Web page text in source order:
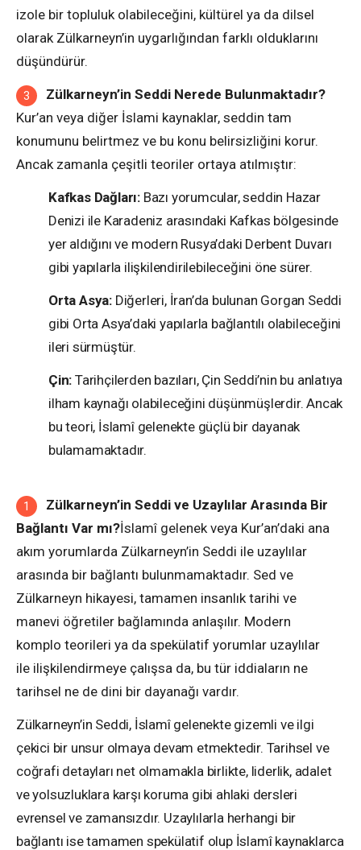
izole bir topluluk olabileceğini, kültürel ya da dilsel
olarak Zülkarneyn’in uygarlığından farklı olduklarını
düşündürür.
Zülkarneyn’in Seddi Nerede Bulunmaktadır?
Kur’an veya diğer İslami kaynaklar, seddin tam
konumunu belirtmez ve bu konu belirsizliğini korur.
Ancak zamanla çeşitli teoriler ortaya atılmıştır:
Kafkas Dağları: Bazı yorumcular, seddin Hazar
Denizi ile Karadeniz arasındaki Kafkas bölgesinde
yer aldığını ve modern Rusya’daki Derbent Duvarı
gibi yapılarla ilişkilendirilebileceğini öne sürer.
Orta Asya: Diğerleri, İran’da bulunan Gorgan Seddi
gibi Orta Asya’daki yapılarla bağlantılı olabileceğini
ileri sürmüştür.
Çin: Tarihçilerden bazıları, Çin Seddi’nin bu anlatıya
ilham kaynağı olabileceğini düşünmüşlerdir. Ancak
bu teori, İslamî gelenekte güçlü bir dayanak
bulamamaktadır.
Zülkarneyn’in Seddi ve Uzaylılar Arasında Bir
Bağlantı Var mı?İslamî gelenek veya Kur’an’daki ana
akım yorumlarda Zülkarneyn’in Seddi ile uzaylılar
arasında bir bağlantı bulunmamaktadır. Sed ve
Zülkarneyn hikayesi, tamamen insanlık tarihi ve
manevi öğretiler bağlamında anlaşılır. Modern
komplo teorileri ya da spekülatif yorumlar uzaylılar
ile ilişkilendirmeye çalışsa da, bu tür iddiaların ne
tarihsel ne de dini bir dayanağı vardır.
Zülkarneyn’in Seddi, İslamî gelenekte gizemli ve ilgi
çekici bir unsur olmaya devam etmektedir. Tarihsel ve
coğrafi detayları net olmamakla birlikte, liderlik, adalet
ve yolsuzluklara karşı koruma gibi ahlaki dersleri
evrensel ve zamansızdır. Uzaylılarla herhangi bir
bağlantı ise tamamen spekülatif olup İslamî kaynaklarca